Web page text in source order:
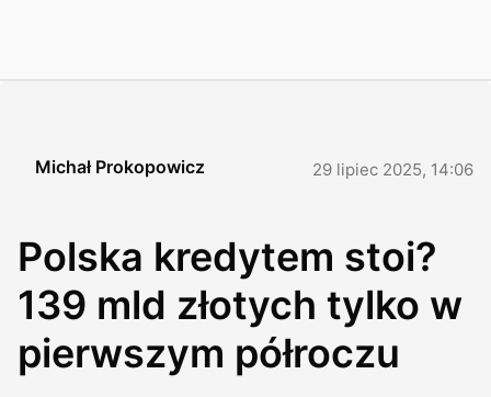
Michał Prokopowicz 29 lipiec 2025, 14:06
Polska kredytem stoi?
139 mld złotych tylko w
pierwszym półroczu